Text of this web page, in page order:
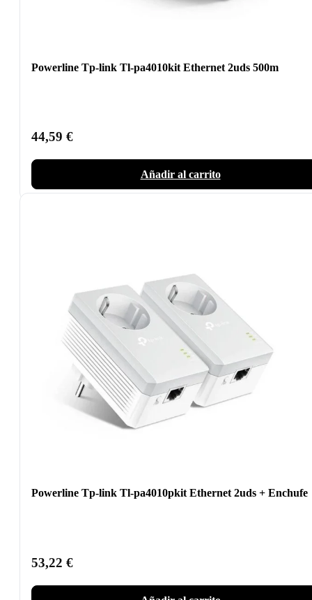
Powerline Tp-link Tl-pa4010kit Ethernet 2uds 500m
44,59 €
Añadir al carrito
Powerline Tp-link Tl-pa4010pkit Ethernet 2uds + Enchufe
53,22 €